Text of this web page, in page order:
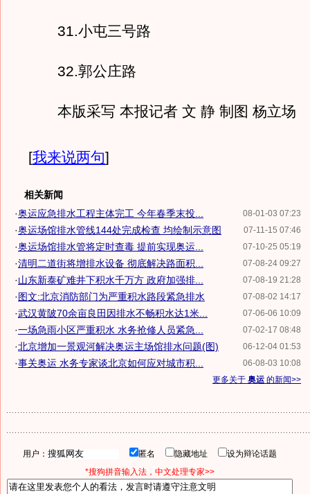
31.小屯三号路
32.郭公庄路
本版采写 本报记者 文 静 制图 杨立场
[我来说两句]
相关新闻
08-01-03 07:23
·奥运应急排水工程主体完工 今年春季末投...
07-11-15 07:46
·奥运场馆排水管线144处完成检查 均绘制示意图
07-10-25 05:19
·奥运场馆排水管将定时查毒 提前实现奥运...
07-08-24 09:27
·清明二道街将增排水设备 彻底解决路面积...
07-08-19 21:28
·山东新泰矿难井下积水千万方 政府加强排...
07-08-02 14:17
·图文:北京消防部门为严重积水路段紧急排水
07-06-06 10:09
·武汉黄陂70余亩良田因排水不畅积水达1米...
07-02-17 08:48
·一场急雨小区严重积水 水务抢修人员紧急...
06-12-04 01:53
·北京增加一景观河解决奥运主场馆排水问题(图)
06-08-03 10:08
·事关奥运 水务专家谈北京如何应对城市积...
更多关于 奥运 的新闻>>
用户： 匿名 隐藏地址
设为辩论话题
*搜狗拼音输入法，中文处理专家>>